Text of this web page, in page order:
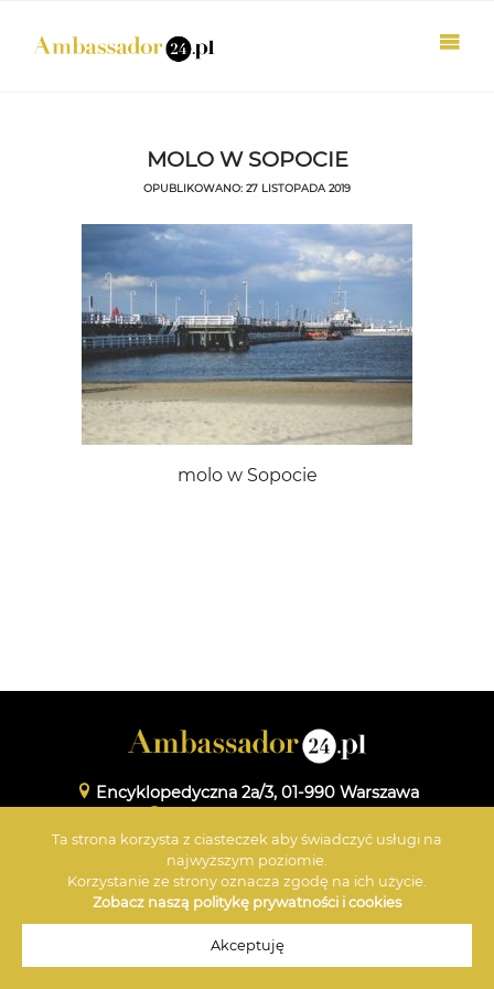
MOLO W SOPOCIE
OPUBLIKOWANO: 27 LISTOPADA 2019
molo w Sopocie
Encyklopedyczna 2a/3, 01-990 Warszawa
+48 601 359 696
Ta strona korzysta z ciasteczek aby świadczyć usługi na
najwyższym poziomie.
Korzystanie ze strony oznacza zgodę na ich użycie.
Zobacz naszą politykę prywatności i cookies
Akceptuję